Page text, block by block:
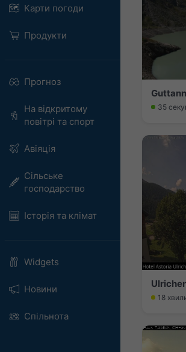
Карти погоди
Продукти
Прогноз
На відкритому
повітрі та спорт
Авіяція
Сільське
господарство
Історія та клімат
Widgets
Новини
Спільнота
35
18